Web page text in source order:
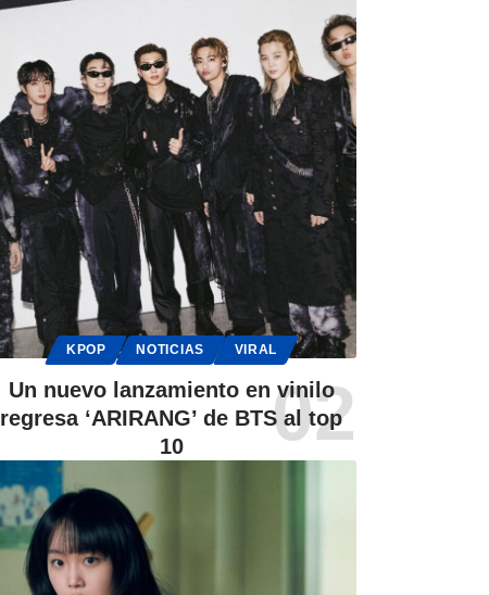
KPOP NOTICIAS VIRAL
Un nuevo lanzamiento en vinilo
regresa ‘ARIRANG’ de BTS al top
10